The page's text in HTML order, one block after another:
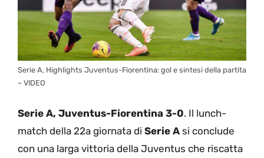
Serie A, Highlights Juventus-Fiorentina: gol e sintesi della partita
– VIDEO
Serie A, Juventus-Fiorentina 3-0. Il lunch-
match della 22a giornata di Serie A si conclude
con una larga vittoria della Juventus che riscatta